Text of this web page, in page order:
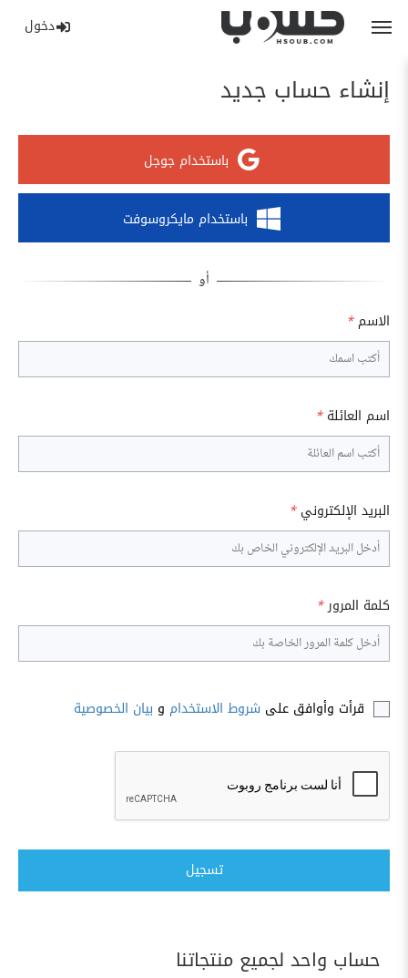
دخول
إنشاء حساب جديد
باستخدام جوجل
باستخدام مايكروسوفت
الاسم *
اسم العائلة *
البريد الإلكتروني *
كلمة المرور*
قرأت وأوافق على شروط الاستخدام و بيان الخصوصية
تسجيل
حساب واحد لجميع منتجاتنا